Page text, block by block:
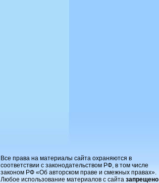
Все права на материалы сайта охраняются в
соответствии с законодательством РФ, в том числе
законом РФ «Об авторском праве и смежных правах».
Любое использование материалов с сайта запрещено